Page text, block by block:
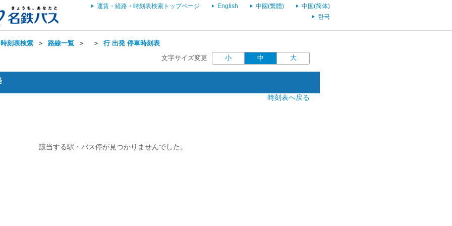
運賃・経路・時刻表検索トップページ English 中國(繁體)
中国(简体)
한국
刻表検索 ＞ 路線一覧 ＞ ＞ 行 出発 停車時刻表
文字サイズ変更 小 中 大
時刻表へ戻る
該当する駅・バス停が見つかりませんでした。